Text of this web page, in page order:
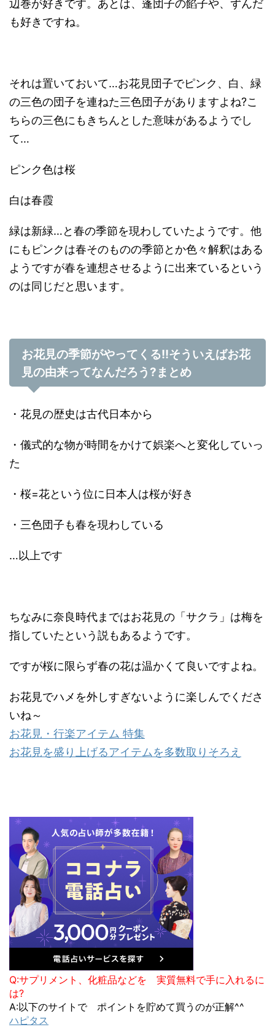
辺巻が好きです。あとは、蓬団子の餡子や、ずんだ
も好きですね。
それは置いておいて…お花見団子でピンク、白、緑
の三色の団子を連ねた三色団子がありますよね?こ
ちらの三色にもきちんとした意味があるようでし
て…
ピンク色は桜
白は春霞
緑は新緑…と春の季節を現わしていたようです。他
にもピンクは春そのものの季節とか色々解釈はある
ようですが春を連想させるように出来ているという
のは同じだと思います。
お花見の季節がやってくる!!そういえばお花
見の由来ってなんだろう ? まとめ
・花見の歴史は古代日本から
・儀式的な物が時間をかけて娯楽へと変化していっ
た
・桜=花という位に日本人は桜が好き
・三色団子も春を現わしている
…以上です
ちなみに奈良時代まではお花見の「サクラ」は梅を
指していたという説もあるようです。
ですが桜に限らず春の花は温かくて良いですよね。
お花見でハメを外しすぎないように楽しんでくださ
いね～
お花見・行楽アイテム 特集
お花見を盛り上げるアイテムを多数取りそろえ
Q:サプリメント、化粧品などを 実質無料で手に入れるに
は?
A:以下のサイトで ポイントを貯めて買うのが正解^^
ハピタス